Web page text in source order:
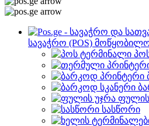
სავაჭრო (POS)
ფულის
სასწორი